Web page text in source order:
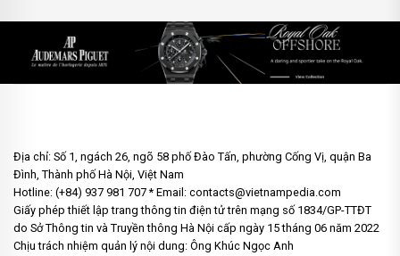
Địa chỉ: Số 1, ngách 26, ngõ 58 phố Đào Tấn, phường Cống Vị, quận Ba
Đình, Thành phố Hà Nội, Việt Nam
Hotline: (+84) 937 981 707 * Email: contacts@vietnampedia.com
Giấy phép thiết lập trang thông tin điện tử trên mạng số 1834/GP-TTĐT
do Sở Thông tin và Truyền thông Hà Nội cấp ngày 15 tháng 06 năm 2022
Chịu trách nhiệm quản lý nội dung: Ông Khúc Ngọc Anh